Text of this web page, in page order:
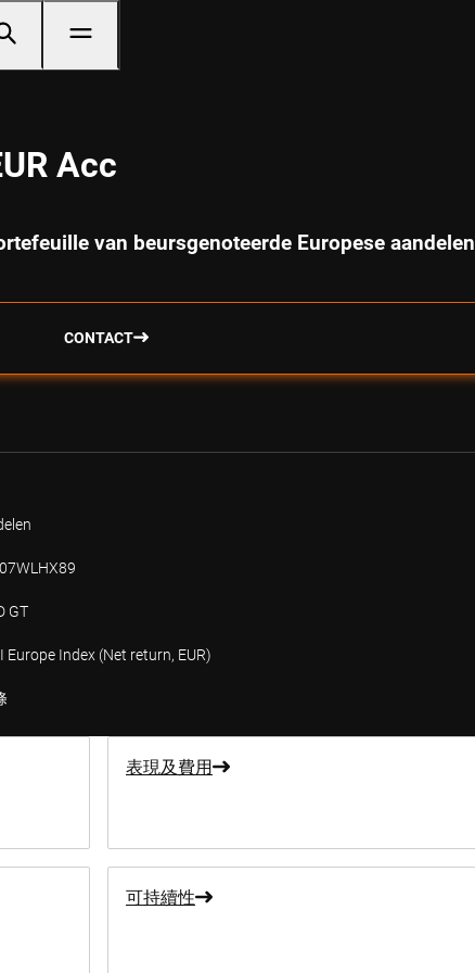
Acc
van beursgenoteerde Europese aandelen
CONTACT
GT
Europe Index (Net return, EUR)
表現及費用
可持續性